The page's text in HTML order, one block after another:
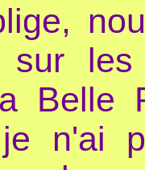
sur les
Belle
n'ai